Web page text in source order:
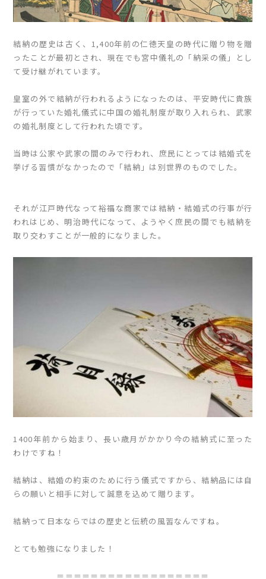
結納の歴史は古く、1,400年前の仁徳天皇の時代に贈り物を贈
ったことが最初とされ、現在でも宮中儀礼の「納采の儀」とし
て受け継がれています。
皇室の外で結納が行われるようになったのは、平安時代に貴族
が行っていた婚礼儀式に中国の婚礼制度が取り入れられ、武家
の婚礼制度として行われた頃です。
当時は公家や武家の間のみで行われ、庶民にとっては結婚式を
挙げる習慣がなかったので「結納」は別世界のものでした。
それが江戸時代なって裕福な商家では結納・結婚式の行事が行
われはじめ、明治時代になって、ようやく庶民の間でも結納を
取り交わすことが一般的になりました。
1400年前から始まり、長い歳月がかかり今の結納式に至った
わけですね！
結納は、結婚の約束のために行う儀式ですから、結納品には自
らの願いと相手に対して誠意を込めて贈ります。
結納って日本ならではの歴史と伝統の風習なんですね。
とても勉強になりました！
＝＝＝＝＝＝＝＝＝＝＝＝＝＝＝＝＝＝